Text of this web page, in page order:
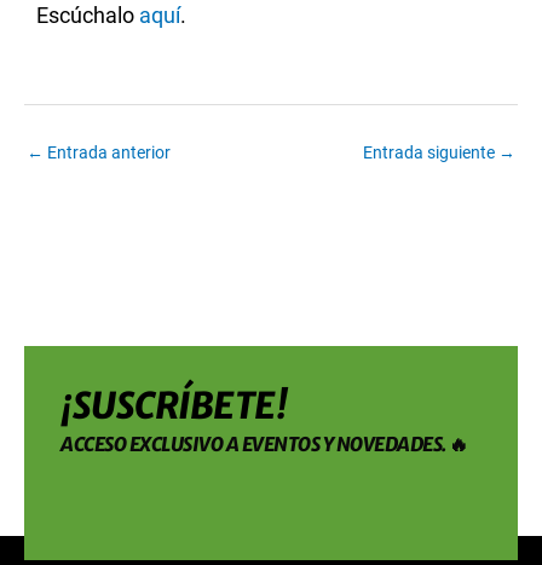
Escúchalo aquí.
← Entrada anterior Entrada siguiente →
¡SUSCRÍBETE!
ACCESO EXCLUSIVO A EVENTOS Y NOVEDADES. 🔥